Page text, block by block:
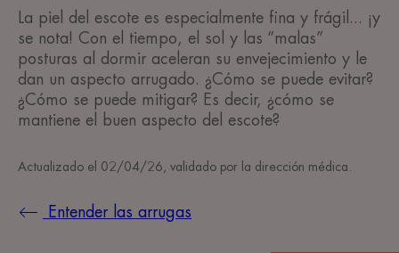
La piel del escote es especialmente fina y frágil... ¡y
se nota! Con el tiempo, el sol y las “malas”
posturas al dormir aceleran su envejecimiento y le
dan un aspecto arrugado. ¿Cómo se puede evitar?
¿Cómo se puede mitigar? Es decir, ¿cómo se
mantiene el buen aspecto del escote?
Actualizado el 02/04/26 , validado por la dirección médica
Entender las arrugas